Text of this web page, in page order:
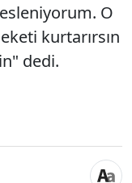
O
kurtarırsın
dedi.